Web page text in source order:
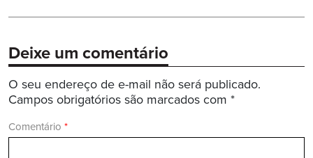
Deixe um comentário
O seu endereço de e-mail não será publicado.
Campos obrigatórios são marcados com *
Comentário *